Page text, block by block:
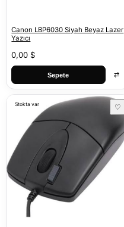
Canon LBP6030 Siyah Beyaz Lazer
Yazıcı
0,00 $
Sepete ⇄
Stokta var ♡